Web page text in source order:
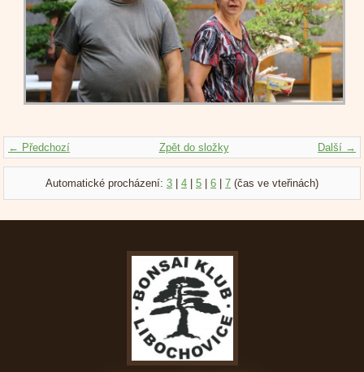
← Předchozí Další →
Zpět do složky
Automatické procházení: 3 4 5 6 7 (čas ve vteřinách)